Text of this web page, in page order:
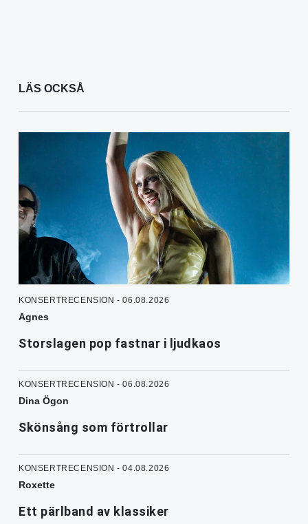
LÄS OCKSÅ
KONSERTRECENSION - 06.08.2026
Agnes
Storslagen pop fastnar i ljudkaos
KONSERTRECENSION - 06.08.2026
Dina Ögon
Skönsång som förtrollar
KONSERTRECENSION - 04.08.2026
Roxette
Ett pärlband av klassiker